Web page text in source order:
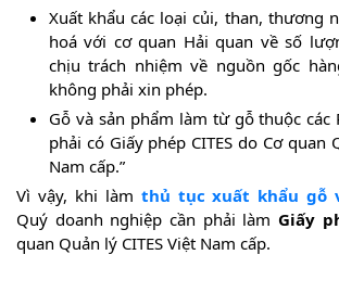
Xuất khẩu các loại củi, than, thương
hoá với cơ quan Hải quan về số
chịu trách nhiệm về nguồn gốc
không phải xin phép.
Gỗ và sản phẩm làm từ gỗ thuộc các
phải có Giấy phép CITES do Cơ quan
Nam cấp.”
Vì vậy, khi làm thủ tục xuất khẩu gỗ
Quý doanh nghiệp cần phải làm Giấy
quan Quản lý CITES Việt Nam cấp.